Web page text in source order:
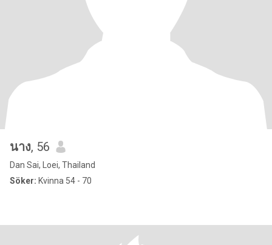
นาง, 56
Dan Sai, Loei, Thailand
Söker: Kvinna 54 - 70